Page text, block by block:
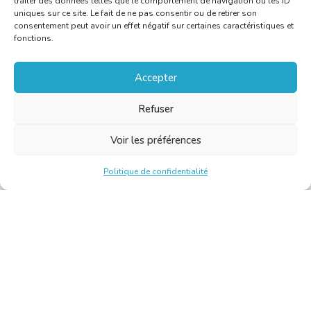
uniques sur ce site. Le fait de ne pas consentir ou de retirer son
consentement peut avoir un effet négatif sur certaines caractéristiques et
fonctions.
Accepter
Refuser
Voir les préférences
Politique de confidentialité